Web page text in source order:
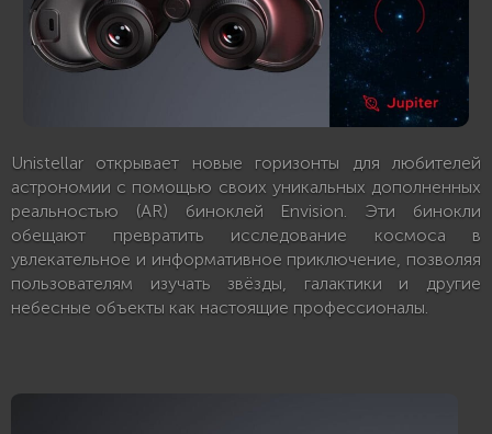
Unistellar открывает новые горизонты для любителей
астрономии с помощью своих уникальных дополненных
реальностью (AR) биноклей Envision. Эти бинокли
обещают превратить исследование космоса в
увлекательное и информативное приключение, позволяя
пользователям изучать звёзды, галактики и другие
небесные объекты как настоящие профессионалы.